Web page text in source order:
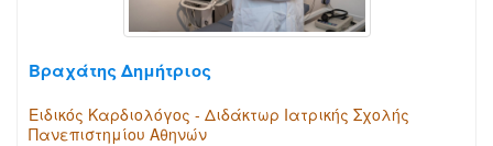
Βραχάτης Δημήτριος
Ειδικός Καρδιολόγος - Διδάκτωρ Ιατρικής Σχολής
Πανεπιστημίου Αθηνών